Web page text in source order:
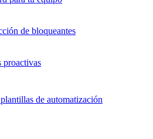
de bloqueantes
proactivas
de automatización